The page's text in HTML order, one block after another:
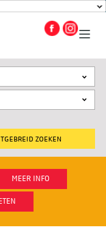
ZOEKEN
MEER INFO